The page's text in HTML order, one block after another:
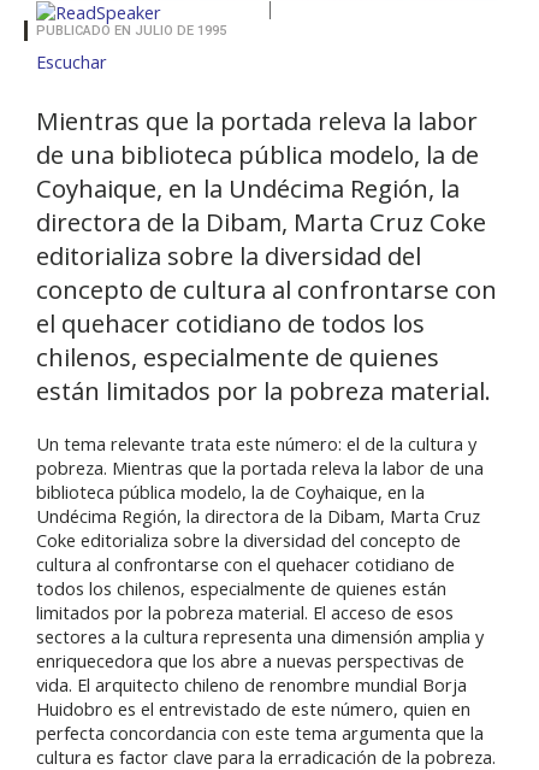
PUBLICADO EN JULIO DE 1995
Escuchar
Mientras que la portada releva la labor
de una biblioteca pública modelo, la de
Coyhaique, en la Undécima Región, la
directora de la Dibam, Marta Cruz Coke
editorializa sobre la diversidad del
concepto de cultura al confrontarse con
el quehacer cotidiano de todos los
chilenos, especialmente de quienes
están limitados por la pobreza material.
Un tema relevante trata este número: el de la cultura y
pobreza. Mientras que la portada releva la labor de una
biblioteca pública modelo, la de Coyhaique, en la
Undécima Región, la directora de la Dibam, Marta Cruz
Coke editorializa sobre la diversidad del concepto de
cultura al confrontarse con el quehacer cotidiano de
todos los chilenos, especialmente de quienes están
limitados por la pobreza material. El acceso de esos
sectores a la cultura representa una dimensión amplia y
enriquecedora que los abre a nuevas perspectivas de
vida. El arquitecto chileno de renombre mundial Borja
Huidobro es el entrevistado de este número, quien en
perfecta concordancia con este tema argumenta que la
cultura es factor clave para la erradicación de la pobreza.